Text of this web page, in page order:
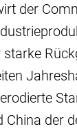
der
der